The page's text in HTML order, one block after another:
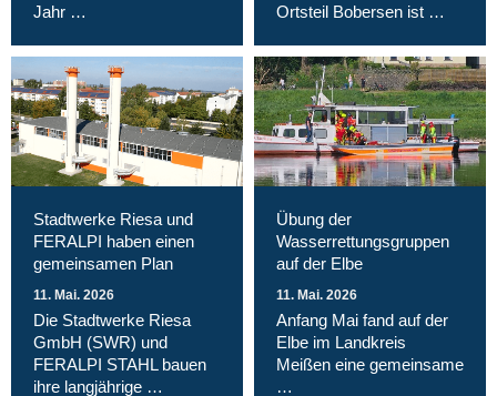
Jahr …
Ortsteil Bobersen ist …
Stadtwerke Riesa und
FERALPI haben einen
gemeinsamen Plan
11. Mai. 2026
Die Stadtwerke Riesa
GmbH (SWR) und
FERALPI STAHL bauen
ihre langjährige …
Übung der
Wasserrettungsgruppen
auf der Elbe
11. Mai. 2026
Anfang Mai fand auf der
Elbe im Landkreis
Meißen eine gemeinsame
…